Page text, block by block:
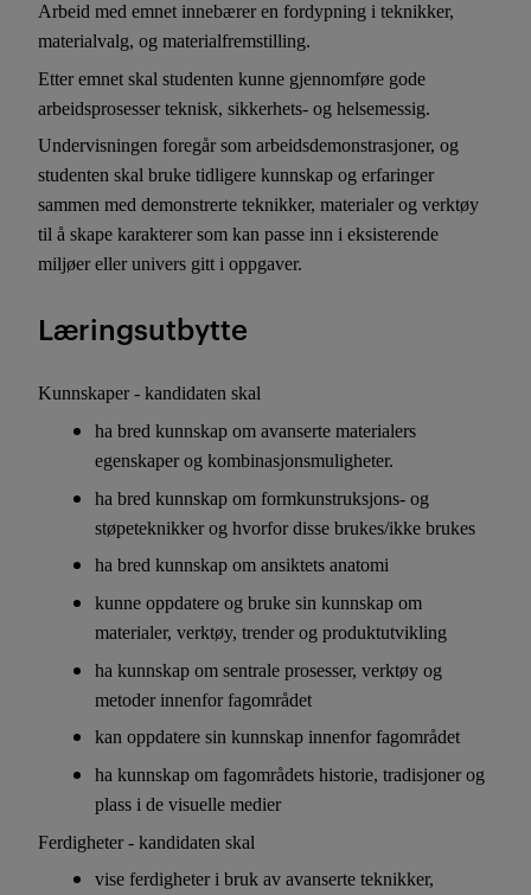
Arbeid med emnet innebærer en fordypning i teknikker,
materialvalg, og materialfremstilling.
Etter emnet skal studenten kunne gjennomføre gode
arbeidsprosesser teknisk, sikkerhets- og helsemessig.
Undervisningen foregår som arbeidsdemonstrasjoner, og
studenten skal bruke tidligere kunnskap og erfaringer
sammen med demonstrerte teknikker, materialer og verktøy
til å skape karakterer som kan passe inn i eksisterende
miljøer eller univers gitt i oppgaver.
Læringsutbytte
Kunnskaper - kandidaten skal
ha bred kunnskap om avanserte materialers
egenskaper og kombinasjonsmuligheter.
ha bred kunnskap om formkunstruksjons- og
støpeteknikker og hvorfor disse brukes/ikke brukes
ha bred kunnskap om ansiktets anatomi
kunne oppdatere og bruke sin kunnskap om
materialer, verktøy, trender og produktutvikling
ha kunnskap om sentrale prosesser, verktøy og
metoder innenfor fagområdet
kan oppdatere sin kunnskap innenfor fagområdet
ha kunnskap om fagområdets historie, tradisjoner og
plass i de visuelle medier
Ferdigheter - kandidaten skal
vise ferdigheter i bruk av avanserte teknikker,